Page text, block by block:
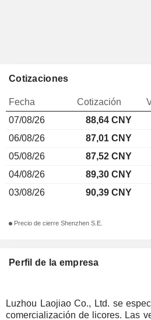
Perfil de la empresa
Luzhou Laojiao Co., Ltd. se
comercialización de licores. Las
Cotizaciones
Fecha Cotización
07/08/26
88,64 CNY
06/08/26
87,01 CNY
05/08/26
87,52 CNY
04/08/26
89,30 CNY
03/08/26
90,39 CNY
Precio de cierre Shenzhen S.E.